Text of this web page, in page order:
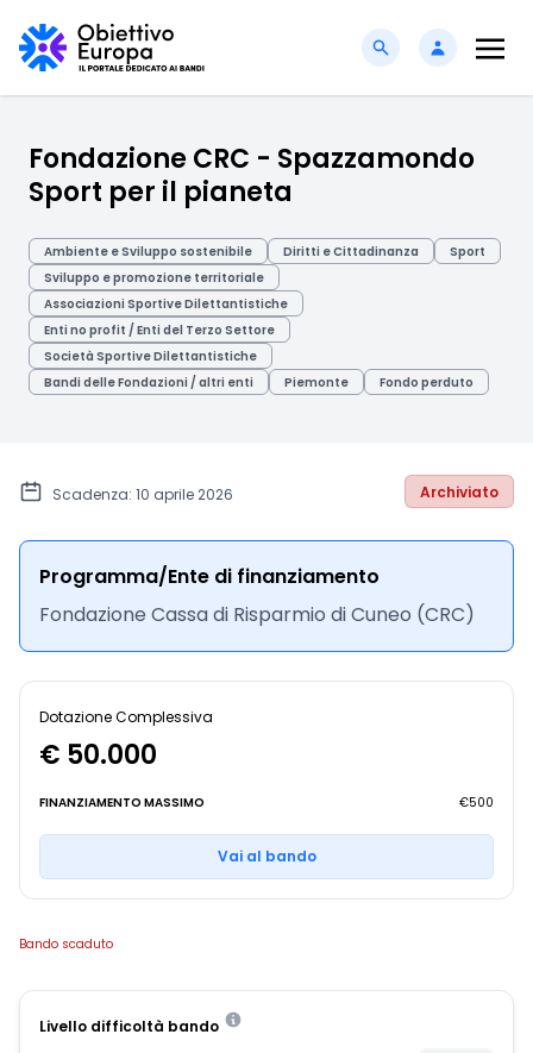
Fondazione CRC - Spazzamondo
Sport per il pianeta
Ambiente e Sviluppo sostenibile Diritti e Cittadinanza
Sport
Sviluppo e promozione territoriale
Associazioni Sportive Dilettantistiche
Enti no profit / Enti del Terzo Settore
Società Sportive Dilettantistiche
Bandi delle Fondazioni / altri enti
Piemonte Fondo perduto
Scadenza: 10 aprile 2026 Archiviato
Programma/Ente di finanziamento
Fondazione Cassa di Risparmio di Cuneo (CRC)
Dotazione Complessiva
€ 50.000
FINANZIAMENTO MASSIMO €500
Vai al bando
Bando scaduto
Livello difficoltà bando